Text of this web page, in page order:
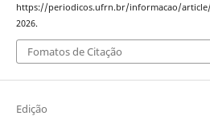
https://periodicos.ufrn.br/informacao/article/
2026.
Fomatos de Citação
Edição